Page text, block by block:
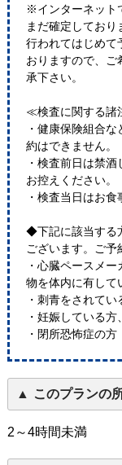
※インターネット
まだ確定してお
行われてはじめて
おりますので、ご
承下さい。
≪検査に関する諸
・健康保険組合
約はできません。
・検査前日は禁
お控えください。
・検査当日はお食
◆下記に該当する
ございます。ご予
・心臓ペースメ
物を体内に有して
・刺青をされてい
・妊娠している
・閉所恐怖症の方
このプランの
2～4時間未満